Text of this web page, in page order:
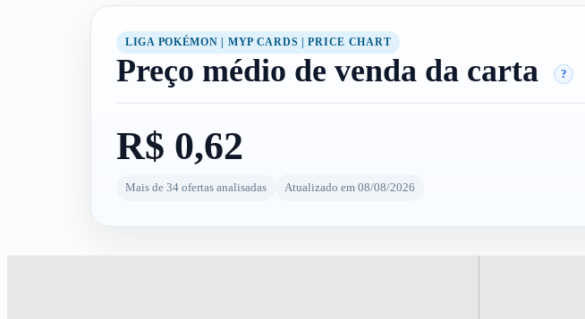
LIGA POKÉMON | MYP CARDS | PRICE CHART
Preço médio de venda da carta ?
R$ 0,62
Mais de 34 ofertas analisadas Atualizado em 08/08/2026